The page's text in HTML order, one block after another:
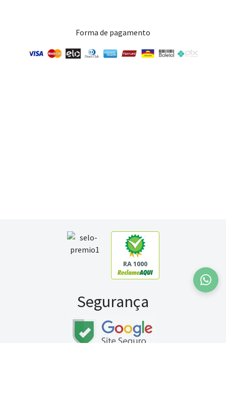
Forma de pagamento
RA 1000
Segurança